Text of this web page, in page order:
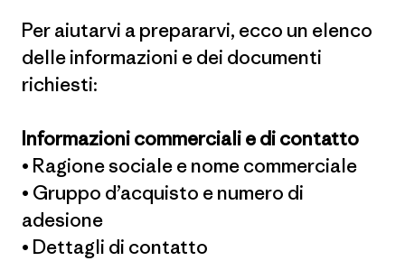
Per aiutarvi a prepararvi, ecco un elenco
delle informazioni e dei documenti
richiesti:
Informazioni commerciali e di contatto
• Ragione sociale e nome commerciale
• Gruppo d’acquisto e numero di
adesione
• Dettagli di contatto